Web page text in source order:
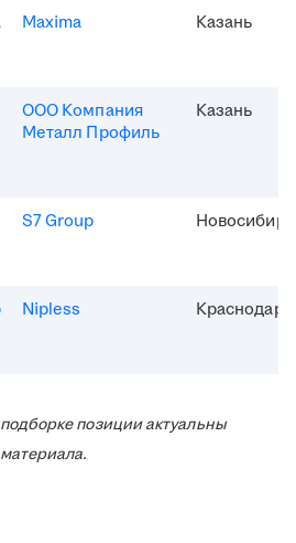
Maxima Казань
ООО Компания
Металл Профиль
Казань
S7 Group
Nipless Краснодар
позиции актуальны